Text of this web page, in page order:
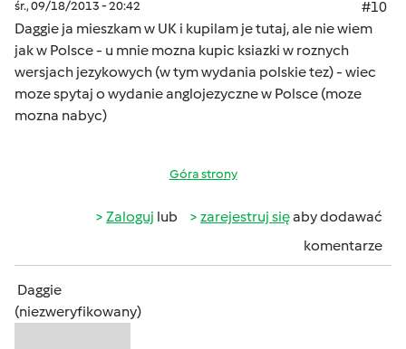
śr., 09/18/2013 - 20:42
#10
Daggie ja mieszkam w UK i kupilam je tutaj, ale nie wiem
jak w Polsce - u mnie mozna kupic ksiazki w roznych
wersjach jezykowych (w tym wydania polskie tez) - wiec
moze spytaj o wydanie anglojezyczne w Polsce (moze
mozna nabyc)
Góra strony
Zaloguj lub zarejestruj sięaby dodawać
komentarze
Daggie
(niezweryfikowany)